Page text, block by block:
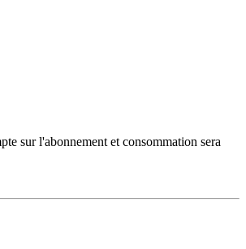
sur l'abonnement et consommation sera